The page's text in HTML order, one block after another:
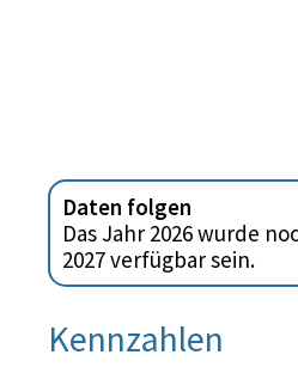
Daten folgen
Das Jahr 2026 wurde
2027 verfügbar sein.
Kennzahlen